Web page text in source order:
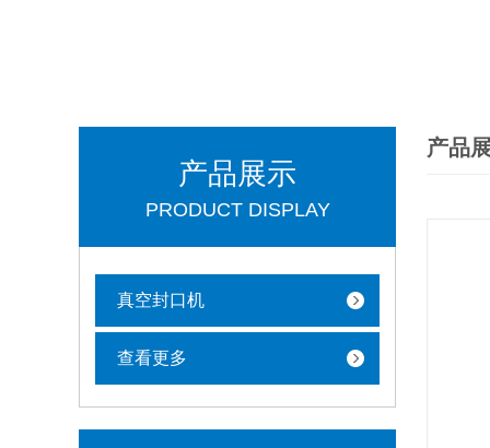
产品展示
PRODUCT DISPLAY
真空封口机
查看更多
产品